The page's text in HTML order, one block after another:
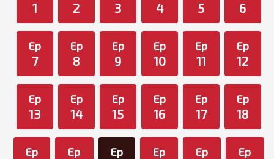
1 2 3 4 5 6
Ep
7
Ep
8
Ep
9
Ep
10
Ep
11
Ep
12
Ep
13
Ep
14
Ep
15
Ep
16
Ep
17
Ep
18
Ep Ep Ep Ep Ep Ep